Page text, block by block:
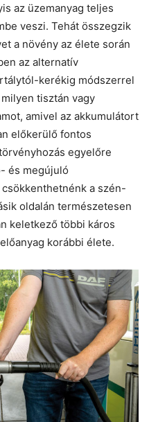
az üzemanyag teljes
veszi. Tehát összegzik
a növény az élete során
az alternatív
kerékig módszerrel
tisztán vagy
amivel az akkumulátort
előkerülő fontos
egyelőre
és megújuló
a szén-
oldalán természetesen
keletkező többi káros
korábbi élete.